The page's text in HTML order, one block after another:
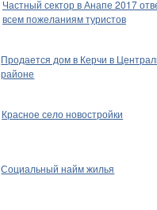
Частный сектор в Анапе 2017
всем пожеланиям туристов
Продается дом в Керчи в
районе
Красное село новостройки
Социальный найм жилья